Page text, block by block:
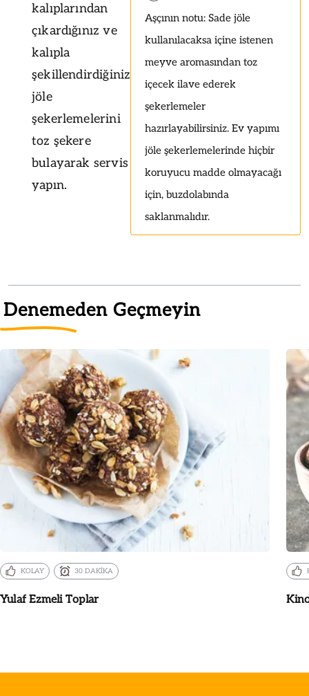
kalıplarından
çıkardığınız ve
kalıpla
şekillendirdiğiniz
jöle
şekerlemelerini
toz şekere
bulayarak servis
yapın.
Aşçının notu: Sade jöle
kullanılacaksa içine istenen
meyve aromasından toz
içecek ilave ederek
şekerlemeler
hazırlayabilirsiniz. Ev yapımı
jöle şekerlemelerinde hiçbir
koruyucu madde olmayacağı
için, buzdolabında
saklanmalıdır.
Denemeden Geçmeyin
KOLAY 30 DAKİKA
Yulaf Ezmeli Toplar